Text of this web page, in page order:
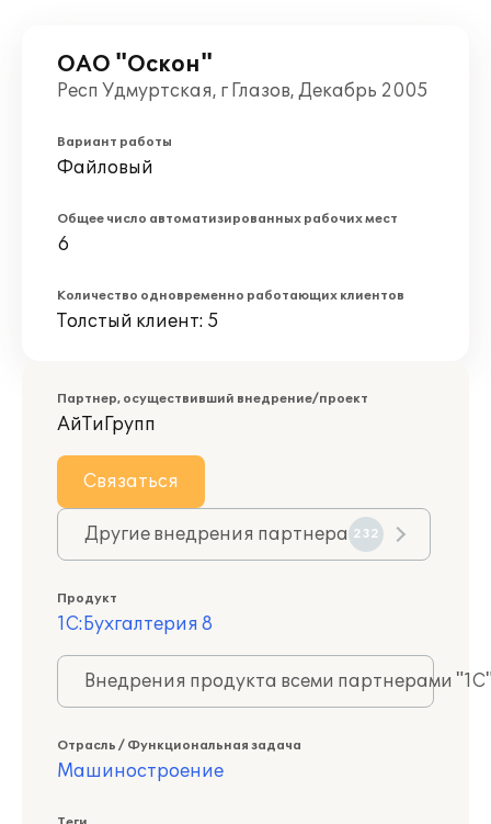
ОАО "Оскон"
Респ Удмуртская, г Глазов, Декабрь 2005
Вариант работы
Файловый
Общее число автоматизированных рабочих мест
6
Количество одновременно работающих клиентов
Толстый клиент: 5
Партнер, осуществивший внедрение/проект
АйТиГрупп
Связаться
Другие внедрения партнера 232
Продукт
1С:Бухгалтерия 8
Внедрения продукта всеми партнерами
Отрасль / Функциональная задача
Машиностроение